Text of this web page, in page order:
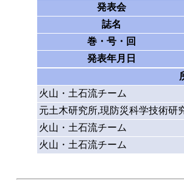
発表会
誌名
巻・号・回
発表年月日
火山・土石流チーム
元土木研究所,現防災科学技術研
火山・土石流チーム
火山・土石流チーム